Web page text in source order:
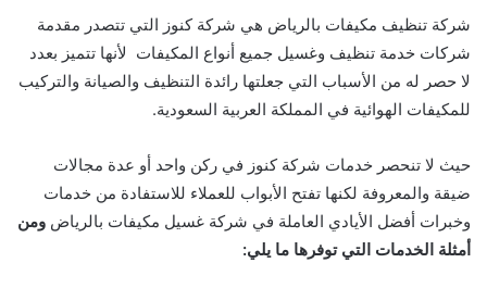
شركة تنظيف مكيفات بالرياض هي شركة كنوز التي تتصدر مقدمة
شركات خدمة تنظيف وغسيل جميع أنواع المكيفات لأنها تتميز بعدد
لا حصر له من الأسباب التي جعلتها رائدة التنظيف والصيانة والتركيب
للمكيفات الهوائية في المملكة العربية السعودية.
حيث لا تنحصر خدمات شركة كنوز في ركن واحد أو عدة مجالات
ضيقة والمعروفة لكنها تفتح الأبواب للعملاء للاستفادة من خدمات
وخبرات أفضل الأيادي العاملة في شركة غسيل مكيفات بالرياض ومن
أمثلة الخدمات التي توفرها ما يلي: